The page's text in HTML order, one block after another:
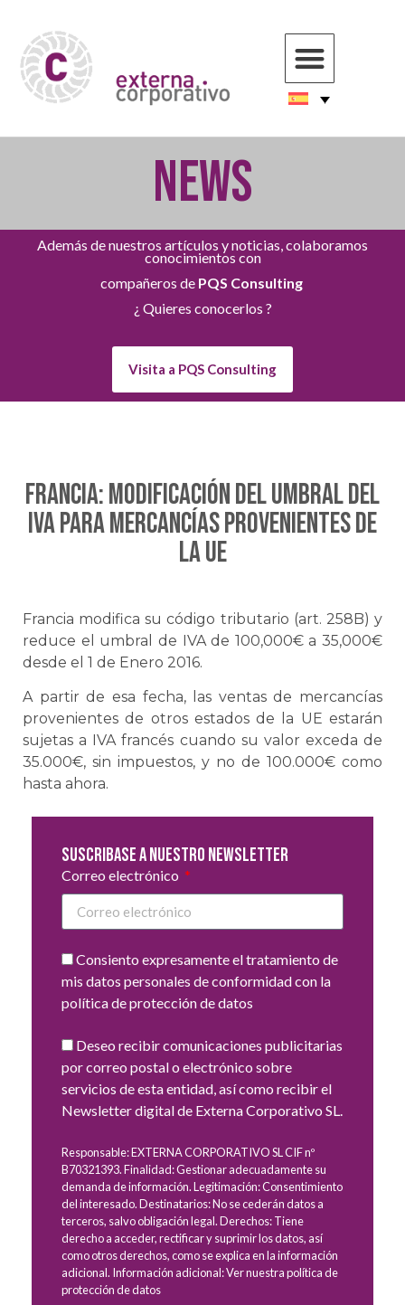
NEWS
Además de nuestros artículos y noticias, colaboramos
conocimientos con
compañeros de PQS Consulting
¿ Quieres conocerlos ?
Visita a PQS Consulting
Francia: Modificación del umbral del
IVA para mercancías provenientes de
la UE
Francia modifica su código tributario (art. 258B) y
reduce el umbral de IVA de 100,000€ a 35,000€
desde el 1 de Enero 2016.
A partir de esa fecha, las ventas de mercancías
provenientes de otros estados de la UE estarán
sujetas a IVA francés cuando su valor exceda de
35.000€, sin impuestos, y no de 100.000€ como
hasta ahora.
Suscribase a nuestro newsletter
Correo electrónico
Consiento expresamente el tratamiento de
mis datos personales de conformidad con la
política de protección de datos
Deseo recibir comunicaciones publicitarias
por correo postal o electrónico sobre
servicios de esta entidad, así como recibir el
Newsletter digital de Externa Corporativo SL.
Responsable: EXTERNA CORPORATIVO SL CIF nº
B70321393. Finalidad: Gestionar adecuadamente su
demanda de información. Legitimación: Consentimiento
del interesado. Destinatarios: No se cederán datos a
terceros, salvo obligación legal. Derechos: Tiene
derecho a acceder, rectificar y suprimir los datos, así
como otros derechos, como se explica en la información
adicional. Información adicional: Ver nuestra política de
protección de datos